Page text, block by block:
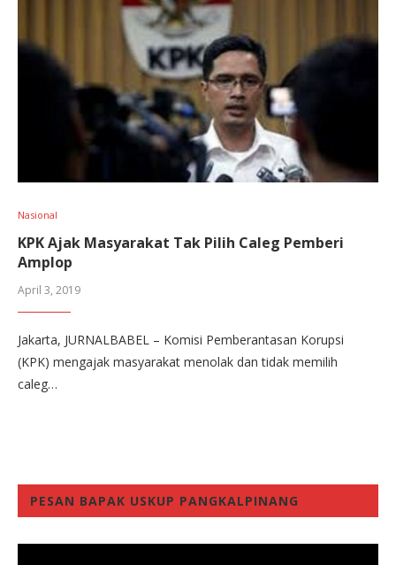
Nasional
KPK Ajak Masyarakat Tak Pilih Caleg Pemberi
Amplop
April 3, 2019
Jakarta, JURNALBABEL – Komisi Pemberantasan Korupsi
(KPK) mengajak masyarakat menolak dan tidak memilih
caleg…
PESAN BAPAK USKUP PANGKALPINANG